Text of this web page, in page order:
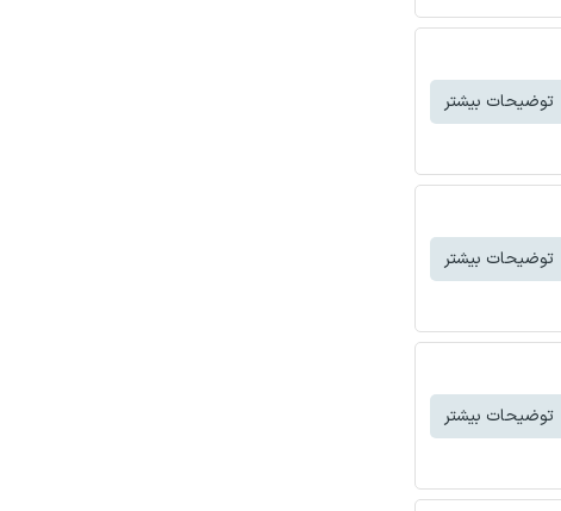
توضیحات بیشتر
توضیحات بیشتر
توضیحات بیشتر